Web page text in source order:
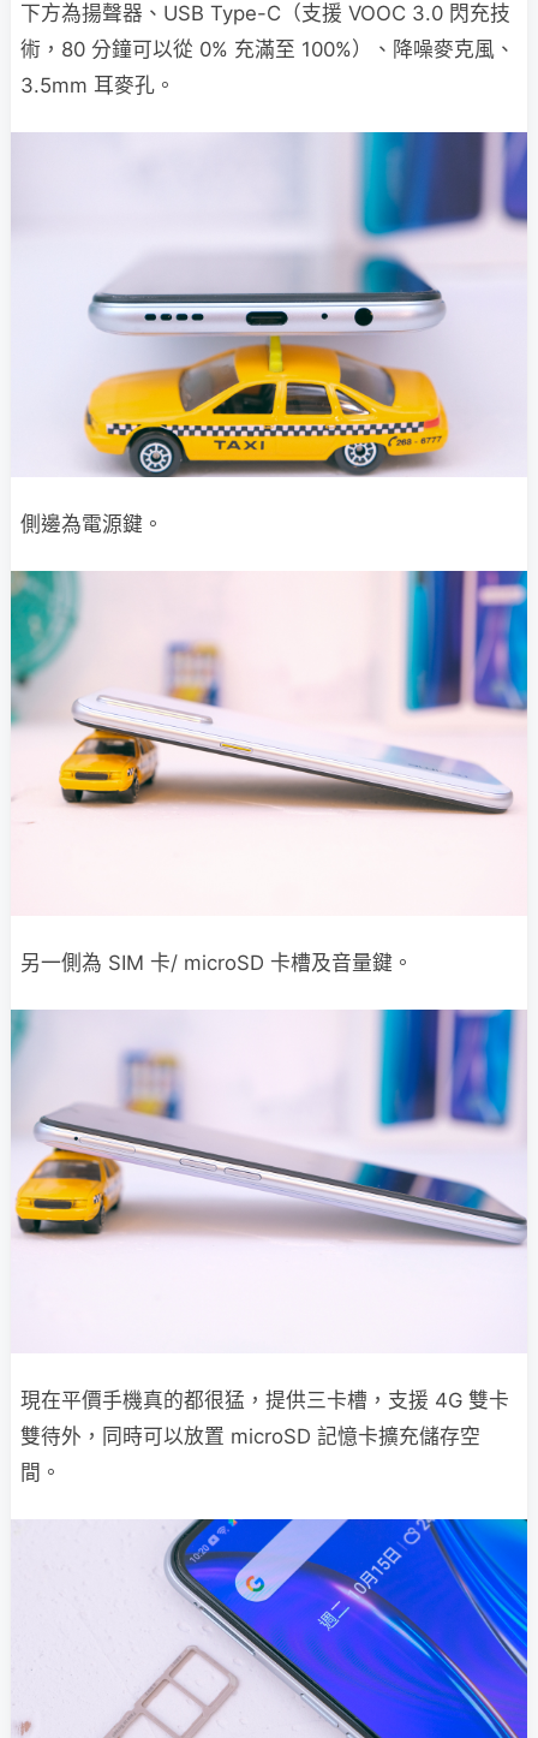
下方為揚聲器、USB Type-C（支援 VOOC 3.0 閃充技
術，80 分鐘可以從 0% 充滿至 100%）、降噪麥克風、
3.5mm 耳麥孔。
側邊為電源鍵。
另一側為 SIM 卡/ microSD 卡槽及音量鍵。
現在平價手機真的都很猛，提供三卡槽，支援 4G 雙卡
雙待外，同時可以放置 microSD 記憶卡擴充儲存空
間。